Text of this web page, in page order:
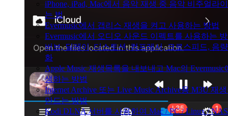
iPhone, iPad, Mac에서 음악 재생 중 음악 비주얼라
는 법
Evermusic에서 갭리스 재생을 켜고 사용하는 방법
Evermusic에서 오디오 사운드 이펙트를 사용하는
버브, 딜레이, 디스토션, 컴프레서, 크로스피드, 음
화
Apple Music 재생목록을 내보내고 Mac의 Evermusic
생하는 방법
Internet Archive 또는 Live Music Archive용 M3U 재
만드는 방법
Kodi DLNA 서버를 사용하여 Mac / PC / Linux /